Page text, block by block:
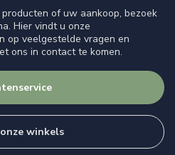
of uw aankoop, bezoek
Hier vindt u onze
op veelgestelde vragen en
ons in contact te komen.
winkels